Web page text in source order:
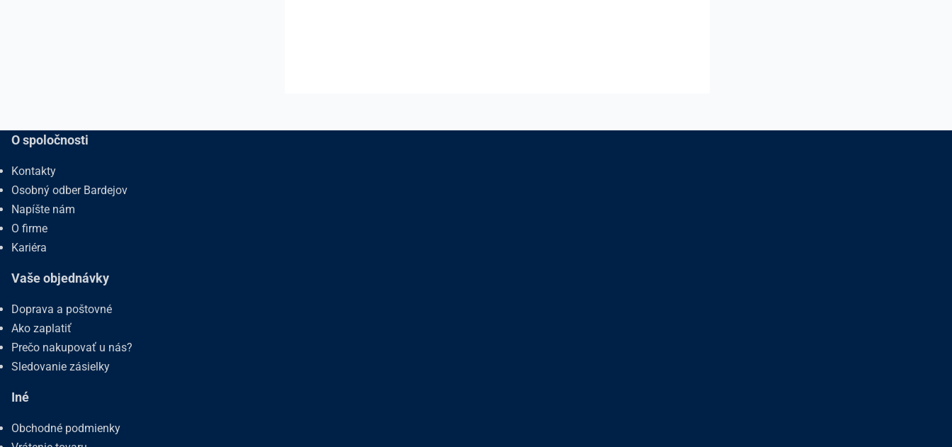
O spoločnosti
Kontakty
Osobný odber Bardejov
Napíšte nám
O firme
Kariéra
Vaše objednávky
Doprava a poštovné
Ako zaplatiť
Prečo nakupovať u nás?
Sledovanie zásielky
Iné
Obchodné podmienky